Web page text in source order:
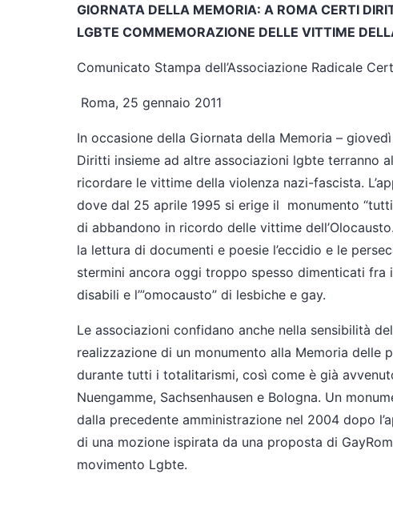
GIORNATA DELLA MEMORIA: A ROMA CERTI
LGBTE COMMEMORAZIONE DELLE VITTIME
Comunicato Stampa dell’Associazione Radicale
Roma, 25 gennaio 2011
In occasione della Giornata della Memoria –
Diritti insieme ad altre associazioni lgbte terranno
ricordare le vittime della violenza nazi-fascista.
dove dal 25 aprile 1995 si erige il monumento
di abbandono in ricordo delle vittime
la lettura di documenti e poesie l’eccidio e le
stermini ancora oggi troppo spesso dimenticati fra
disabili e l’”omocausto” di lesbiche e gay.
Le associazioni confidano anche nella sensibilità
realizzazione di un monumento alla Memoria delle
durante tutti i totalitarismi, così come è già
Nuengamme, Sachsenhausen e Bologna. Un
dalla precedente amministrazione nel 2004 dopo
di una mozione ispirata da una proposta di
movimento Lgbte.